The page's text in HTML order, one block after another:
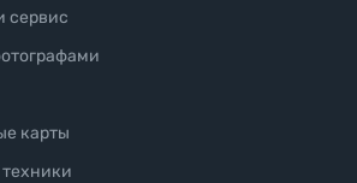
сервис
карты